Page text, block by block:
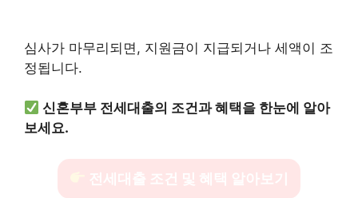
심사가 마무리되면, 지원금이 지급되거나 세액이 조
정됩니다.
신혼부부 전세대출의 조건과 혜택을 한눈에 알아
보세요.
전세대출 조건 및 혜택 알아보기